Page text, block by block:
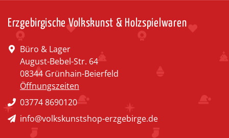
Erzgebirgische Volkskunst & Holzspielwaren
Büro & Lager
August-Bebel-Str. 64
08344 Grünhain-Beierfeld
Öffnungszeiten
03774 8690120
info@volkskunstshop-erzgebirge.de